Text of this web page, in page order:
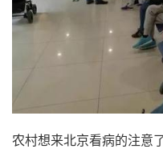
农村想来北京看病的注意